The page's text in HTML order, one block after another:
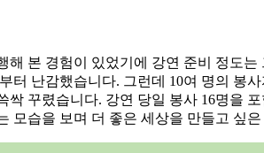
본 경험이 있었기에 강연 준비 정도
터 난감했습니다. 그런데 10여 명의 봉
꾸렸습니다. 강연 당일 봉사 16명을
모습을 보며 더 좋은 세상을 만들고 싶